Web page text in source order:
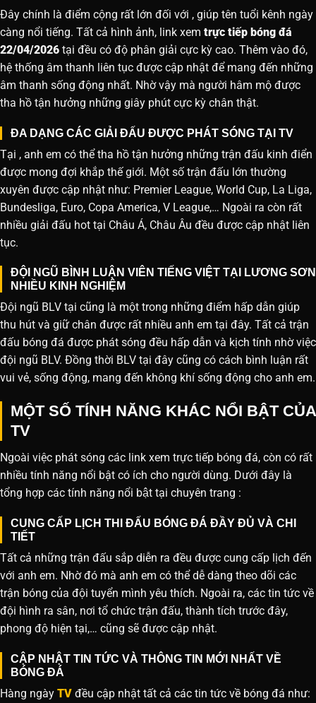
Đây chính là điểm cộng rất lớn đối với , giúp tên tuổi kênh ngày
càng nổi tiếng. Tất cả hình ảnh, link xem trực tiếp bóng đá
22/04/2026 tại đều có độ phân giải cực kỳ cao. Thêm vào đó,
hệ thống âm thanh liên tục được cập nhật để mang đến những
âm thanh sống động nhất. Nhờ vậy mà người hâm mộ được
tha hồ tận hưởng những giây phút cực kỳ chân thật.
ĐA DẠNG CÁC GIẢI ĐẤU ĐƯỢC PHÁT SÓNG TẠI TV
Tại , anh em có thể tha hồ tận hưởng những trận đấu kinh điển
được mong đợi khắp thế giới. Một số trận đấu lớn thường
xuyên được cập nhật như: Premier League, World Cup, La Liga,
Bundesliga, Euro, Copa America, V League,… Ngoài ra còn rất
nhiều giải đấu hot tại Châu Á, Châu Âu đều được cập nhật liên
tục.
ĐỘI NGŨ BÌNH LUẬN VIÊN TIẾNG VIỆT TẠI LƯƠNG SƠN
NHIỀU KINH NGHIỆM
Đội ngũ BLV tại cũng là một trong những điểm hấp dẫn giúp
thu hút và giữ chân được rất nhiều anh em tại đây. Tất cả trận
đấu bóng đá được phát sóng đều hấp dẫn và kịch tính nhờ việc
đội ngũ BLV. Đồng thời BLV tại đây cũng có cách bình luận rất
vui vẻ, sống động, mang đến không khí sống động cho anh em.
MỘT SỐ TÍNH NĂNG KHÁC NỔI BẬT CỦA
TV
Ngoài việc phát sóng các link xem trực tiếp bóng đá, còn có rất
nhiều tính năng nổi bật có ích cho người dùng. Dưới đây là
tổng hợp các tính năng nổi bật tại chuyên trang :
CUNG CẤP LỊCH THI ĐẤU BÓNG ĐÁ ĐẦY ĐỦ VÀ CHI
TIẾT
Tất cả những trận đấu sắp diễn ra đều được cung cấp lịch đến
với anh em. Nhờ đó mà anh em có thể dễ dàng theo dõi các
trận bóng của đội tuyển mình yêu thích. Ngoài ra, các tin tức về
đội hình ra sân, nơi tổ chức trận đấu, thành tích trước đây,
phong độ hiện tại,… cũng sẽ được cập nhật.
CẬP NHẬT TIN TỨC VÀ THÔNG TIN MỚI NHẤT VỀ
BÓNG ĐÁ
Hàng ngày TV đều cập nhật tất cả các tin tức về bóng đá như: